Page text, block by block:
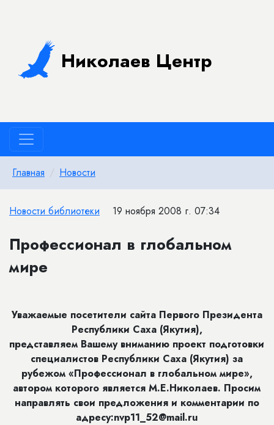
Николаев Центр
Главная Новости
Новости библиотеки 19 ноября 2008 г. 07:34
Профессионал в глобальном
мире
Уважаемые посетители сайта Первого Президента
Республики Саха (Якутия),
представляем Вашему вниманию проект подготовки
специалистов Республики Саха (Якутия) за
рубежом «Профессионал в глобальном мире»,
автором которого является М.Е.Николаев. Просим
направлять свои предложения и комментарии по
адресу:nvp11_52@mail.ru